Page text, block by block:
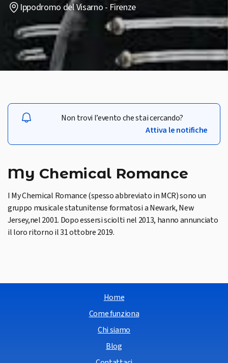
Ippodromo del Visarno - Firenze
Non trovi l’evento che stai cercando?
Attiva le notifiche
My Chemical Romance
I My Chemical Romance (spesso abbreviato in MCR) sono un
gruppo musicale statunitense formatosi a Newark, New
Jersey,nel 2001. Dopo essersi sciolti nel 2013, hanno annunciato
il loro ritorno il 31 ottobre 2019.
Home
Come funziona
Chi siamo
Blog